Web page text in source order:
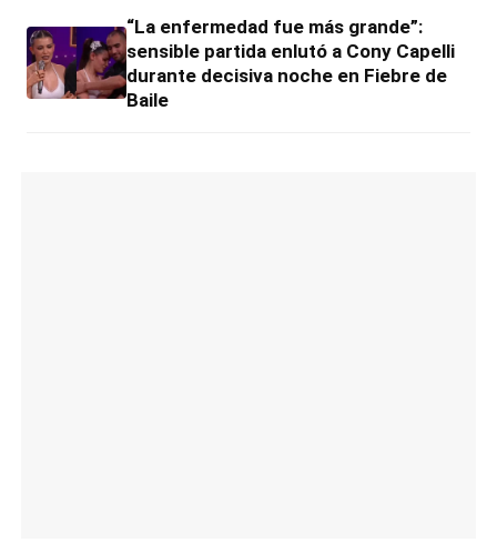
“La enfermedad fue más grande”:
sensible partida enlutó a Cony Capelli
durante decisiva noche en Fiebre de
Baile